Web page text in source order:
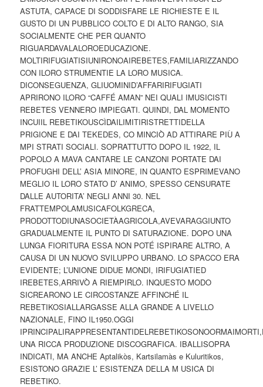
ASTUTA, CAPACE DI SODDISFARE LE RICHIESTE E IL
GUSTO DI UN PUBBLICO COLTO E DI ALTO RANGO, SIA
SOCIALMENTE CHE PER QUANTO
RIGUARDAVALALOROEDUCAZIONE.
MOLTIRIFUGIATISIUNIRONOAIREBETES,FAMILIARIZZANDO
CON ILORO STRUMENTIE LA LORO MUSICA.
DICONSEGUENZA, GLIUOMINID’AFFARIRIFUGIATI
APRIRONO ILORO “CAFFÉ AMAN” NEI QUALI IMUSICISTI
REBETES VENNERO IMPIEGATI. QUINDI, DAL MOMENTO
INCUIIL REBETIKOUSCÌDAILIMITIRISTRETTIDELLA
PRIGIONE E DAI TEKEDES, CO MINCIÒ AD ATTIRARE PIÙ A
MPI STRATI SOCIALI. SOPRATTUTTO DOPO IL 1922, IL
POPOLO A MAVA CANTARE LE CANZONI PORTATE DAI
PROFUGHI DELL’ ASIA MINORE, IN QUANTO ESPRIMEVANO
MEGLIO IL LORO STATO D’ ANIMO, SPESSO CENSURATE
DALLE AUTORITA’ NEGLI ANNI 30. NEL
FRATTEMPOLAMUSICAFOLKGRECA,
PRODOTTODIUNASOCIETÀAGRICOLA,AVEVARAGGIUNTO
GRADUALMENTE IL PUNTO DI SATURAZIONE. DOPO UNA
LUNGA FIORITURA ESSA NON POTÉ ISPIRARE ALTRO, A
CAUSA DI UN NUOVO SVILUPPO URBANO. LO SPACCO ERA
EVIDENTE; L’UNIONE DIDUE MONDI, IRIFUGIATIED
IREBETES,ARRIVÒ A RIEMPIRLO. INQUESTO MODO
SICREARONO LE CIRCOSTANZE AFFINCHÉ IL
REBETIKOSIALLARGASSE ALLA GRANDE A LIVELLO
NAZIONALE, FINO IL1950.OGGI
UNA RICCA PRODUZIONE DISCOGRAFICA. IBALLISOPRA
INDICATI, MA ANCHE Aptalikòs, Kartsilamàs e Kuluritikos,
ESISTONO GRAZIE L’ ESISTENZA DELLA M USICA DI
REBETIKO.